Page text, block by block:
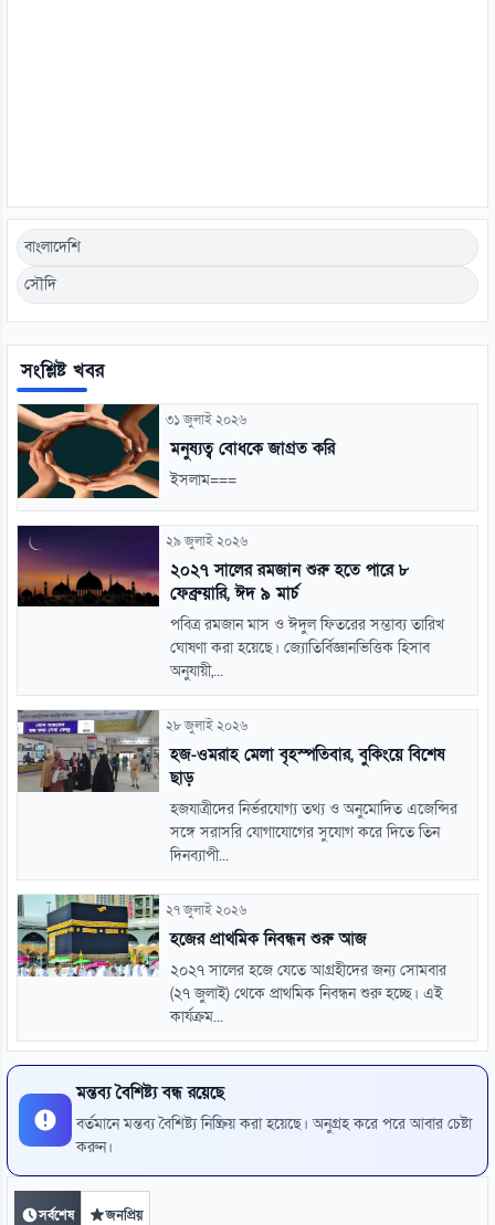
বাংলাদেশি
সৌদি
সংশ্লিষ্ট খবর
৩১ জুলাই ২০২৬
মনুষ্যত্ব বোধকে জাগ্রত করি
ইসলাম===
২৯ জুলাই ২০২৬
২০২৭ সালের রমজান শুরু হতে পারে ৮
ফেব্রুয়ারি, ঈদ ৯ মার্চ
পবিত্র রমজান মাস ও ঈদুল ফিতরের সম্ভাব্য তারিখ
ঘোষণা করা হয়েছে। জ্যোতির্বিজ্ঞানভিত্তিক হিসাব
অনুযায়ী,...
২৮ জুলাই ২০২৬
হজ-ওমরাহ মেলা বৃহস্পতিবার, বুকিংয়ে বিশেষ
ছাড়
হজযাত্রীদের নির্ভরযোগ্য তথ্য ও অনুমোদিত এজেন্সির
সঙ্গে সরাসরি যোগাযোগের সুযোগ করে দিতে তিন
দিনব্যাপী...
২৭ জুলাই ২০২৬
হজের প্রাথমিক নিবন্ধন শুরু আজ
২০২৭ সালের হজে যেতে আগ্রহীদের জন্য সোমবার
(২৭ জুলাই) থেকে প্রাথমিক নিবন্ধন শুরু হচ্ছে। এই
কার্যক্রম...
মন্তব্য বৈশিষ্ট্য বন্ধ রয়েছে
বর্তমানে মন্তব্য বৈশিষ্ট্য নিষ্ক্রিয় করা হয়েছে। অনুগ্রহ করে পরে আবার চেষ্টা
করুন।
সর্বশেষ জনপ্রিয়